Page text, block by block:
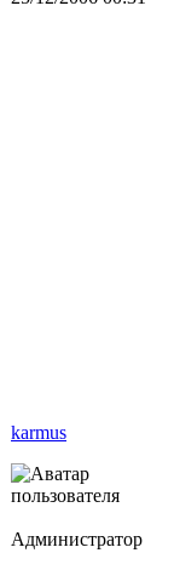
karmus
Администратор